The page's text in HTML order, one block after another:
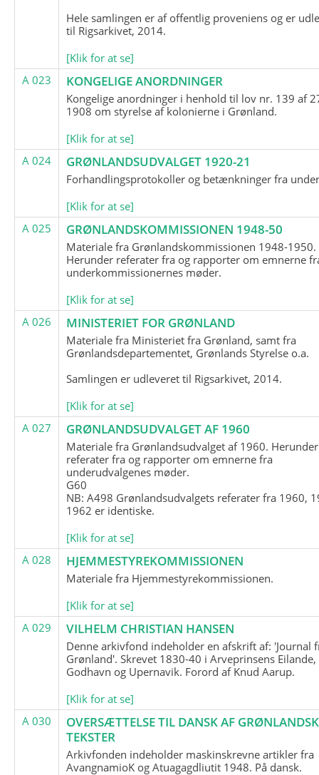
Hele samlingen er af offentlig proveniens og er
til Rigsarkivet, 2014.
[Klik for at se]
A 023
KONGELIGE ANORDNINGER
Kongelige anordninger i henhold til lov nr. 139 af
1908 om styrelse af kolonierne i Grønland.
[Klik for at se]
A 024
GRØNLANDSUDVALGET 1920-21
Forhandlingsprotokoller og betænkninger fra
[Klik for at se]
A 025
GRØNLANDSKOMMISSIONEN 1948-50
Materiale fra Grønlandskommissionen 1948-1950.
Herunder referater fra og rapporter om emnerne
underkommissionernes møder.
[Klik for at se]
A 026
MINISTERIET FOR GRØNLAND
Materiale fra Ministeriet fra Grønland, samt fra
Grønlandsdepartementet, Grønlands Styrelse o.a.
Samlingen er udleveret til Rigsarkivet, 2014.
[Klik for at se]
A 027
GRØNLANDSUDVALGET AF 1960
Materiale fra Grønlandsudvalget af 1960. Herunder
referater fra og rapporter om emnerne fra
underudvalgenes møder.
G60
NB: A498 Grønlandsudvalgets referater fra 1960,
1962 er identiske.
[Klik for at se]
A 028
HJEMMESTYREKOMMISSIONEN
Materiale fra Hjemmestyrekommissionen.
[Klik for at se]
A 029
VILHELM CHRISTIAN HANSEN
Denne arkivfond indeholder en afskrift af: 'Journal
Grønland'. Skrevet 1830-40 i Arveprinsens Eilande,
Godhavn og Upernavik. Forord af Knud Aarup.
[Klik for at se]
A 030
OVERSÆTTELSE TIL DANSK AF
TEKSTER
Arkivfonden indeholder maskinskrevne artikler fra
AvangnamioK og Atuagagdliutit 1948. På dansk.